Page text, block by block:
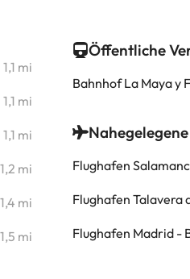
1,1 mi
1,1 mi
1,1 mi
1,2 mi
1,4 mi
1,5 mi
Öffentliche
Bahnhof La Maya y
Flughafen
Flughafen Talavera
Flughafen Madrid -